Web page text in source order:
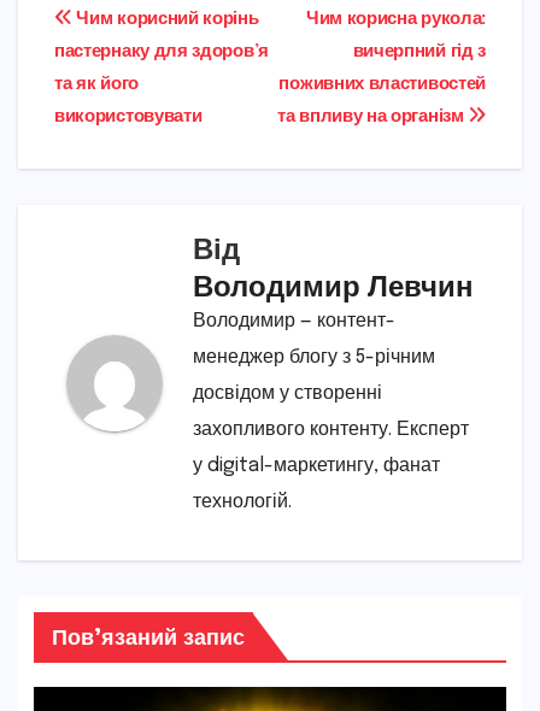
Навігація
записів
Чим корисна рукола:
вичерпний гід з
поживних властивостей
та впливу на організм
Чим корисний корінь
пастернаку для здоров’я
та як його
використовувати
Від
Володимир Левчин
Володимир — контент-
менеджер блогу з 5-річним
досвідом у створенні
захопливого контенту. Експерт
у digital-маркетингу, фанат
технологій.
Пов’язаний запис